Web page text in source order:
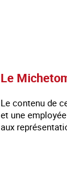
Le
Le contenu de
et une
aux